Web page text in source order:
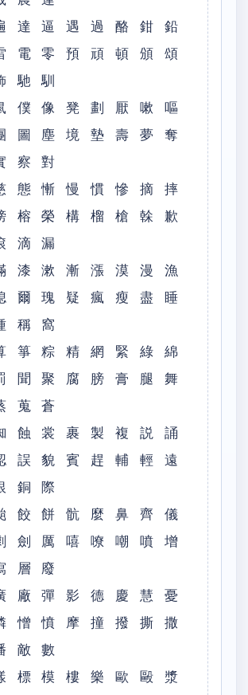
達 逼 遇 過 酪 鉗 鉛
電 零 預 頑 頓 頒 頌
馳 馴
僕 像 凳 劃 厭 嗽 嘔
圖 塵 境 墊 壽 夢 奪
察 對
態 慚 慢 慣 慘 摘 摔
榕 榮 構 榴 槍 榦 歉
滴 漏
漆 漱 漸 漲 漠 漫 漁
爾 瑰 疑 瘋 瘦 盡 睡
稱 窩
箏 粽 精 網 緊 綠 綿
聞 聚 腐 膀 膏 腿 舞
蒐 蒼
蝕 裳 裹 製 複 説 誦
誤 貌 賓 趕 輔 輕 遠
銅 際
餃 餅 骯 麼 鼻 齊 儀
劍 厲 嘻 嘹 嘲 噴 增
層 廢
廠 彈 影 德 慶 慧 憂
憎 憤 摩 撞 撥 撕 撒
敵 數
標 模 樓 樂 歐 毆 漿